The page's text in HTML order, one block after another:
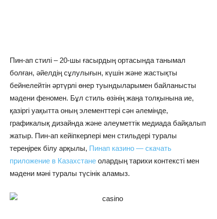
Пин-ап стилі – 20-шы ғасырдың ортасында танымал
болған, әйелдің сұлулығын, күшін және жастықты
бейнелейтін әртүрлі өнер туындыларымен байланысты
мәдени феномен. Бұл стиль өзінің жаңа толқынына ие,
қазіргі уақытта оның элементтері сән әлемінде,
графикалық дизайнда және әлеуметтік медиада байқалып
жатыр. Пин-ап кейіпкерлері мен стильдері туралы
тереңірек білу арқылы, Пинап казино — скачать
приложение в Казахстане олардың тарихи контексті мен
мәдени мәні туралы түсінік аламыз.